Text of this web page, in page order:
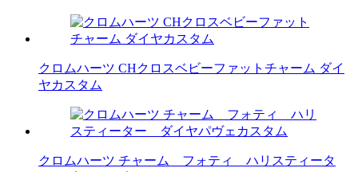
クロムハーツ CHクロスベビーファットチャーム ダイ
ヤカスタム
クロムハーツ チャーム フォティ ハリスティータ